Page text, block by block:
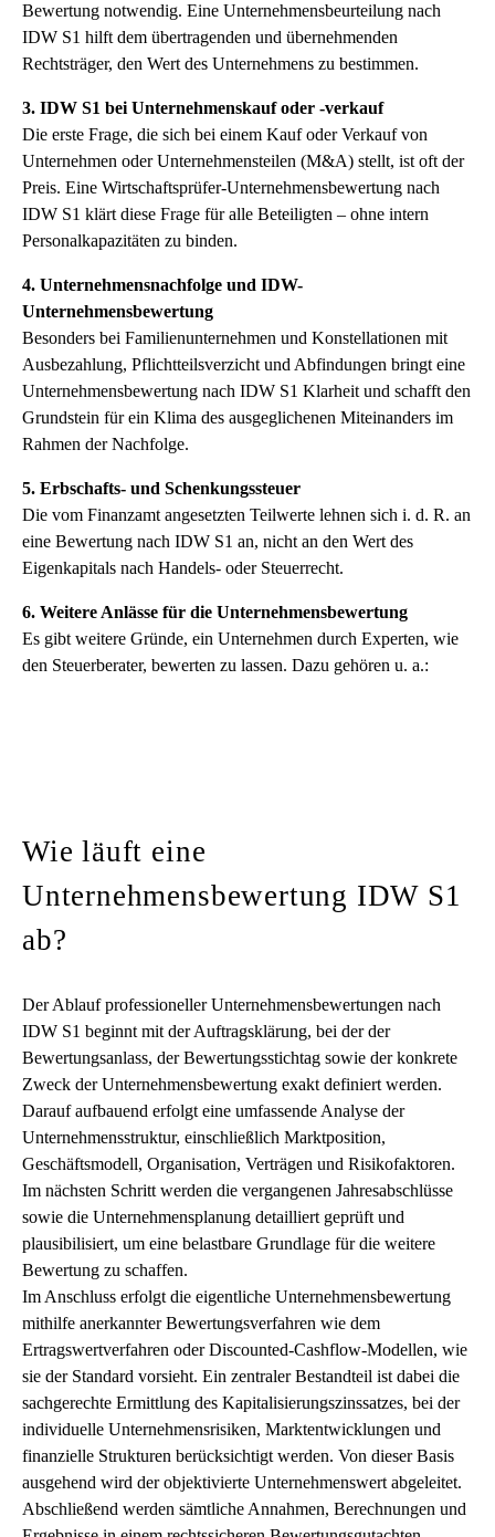
Bewertung notwendig. Eine Unternehmensbeurteilung nach
IDW S1 hilft dem übertragenden und übernehmenden
Rechtsträger, den Wert des Unternehmens zu bestimmen.
3. IDW S1 bei Unternehmenskauf oder -verkauf
Die erste Frage, die sich bei einem Kauf oder Verkauf von
Unternehmen oder Unternehmensteilen (M&A) stellt, ist oft der
Preis. Eine Wirtschaftsprüfer-Unternehmensbewertung nach
IDW S1 klärt diese Frage für alle Beteiligten – ohne intern
Personalkapazitäten zu binden.
4. Unternehmensnachfolge und IDW-
Unternehmensbewertung
Besonders bei Familienunternehmen und Konstellationen mit
Ausbezahlung, Pflichtteilsverzicht und Abfindungen bringt eine
Unternehmensbewertung nach IDW S1 Klarheit und schafft den
Grundstein für ein Klima des ausgeglichenen Miteinanders im
Rahmen der Nachfolge.
5. Erbschafts- und Schenkungssteuer
Die vom Finanzamt angesetzten Teilwerte lehnen sich i. d. R. an
eine Bewertung nach IDW S1 an, nicht an den Wert des
Eigenkapitals nach Handels- oder Steuerrecht.
6. Weitere Anlässe für die Unternehmensbewertung
Es gibt weitere Gründe, ein Unternehmen durch Experten, wie
den Steuerberater, bewerten zu lassen. Dazu gehören u. a.:
Wie läuft eine
Unternehmensbewertung IDW S1
ab?
Der Ablauf professioneller Unternehmensbewertungen nach
IDW S1 beginnt mit der Auftragsklärung, bei der der
Bewertungsanlass, der Bewertungsstichtag sowie der konkrete
Zweck der Unternehmensbewertung exakt definiert werden.
Darauf aufbauend erfolgt eine umfassende Analyse der
Unternehmensstruktur, einschließlich Marktposition,
Geschäftsmodell, Organisation, Verträgen und Risikofaktoren.
Im nächsten Schritt werden die vergangenen Jahresabschlüsse
sowie die Unternehmensplanung detailliert geprüft und
plausibilisiert, um eine belastbare Grundlage für die weitere
Bewertung zu schaffen.
Im Anschluss erfolgt die eigentliche Unternehmensbewertung
mithilfe anerkannter Bewertungsverfahren wie dem
Ertragswertverfahren oder Discounted-Cashflow-Modellen, wie
sie der Standard vorsieht. Ein zentraler Bestandteil ist dabei die
sachgerechte Ermittlung des Kapitalisierungszinssatzes, bei der
individuelle Unternehmensrisiken, Marktentwicklungen und
finanzielle Strukturen berücksichtigt werden. Von dieser Basis
ausgehend wird der objektivierte Unternehmenswert abgeleitet.
Abschließend werden sämtliche Annahmen, Berechnungen und